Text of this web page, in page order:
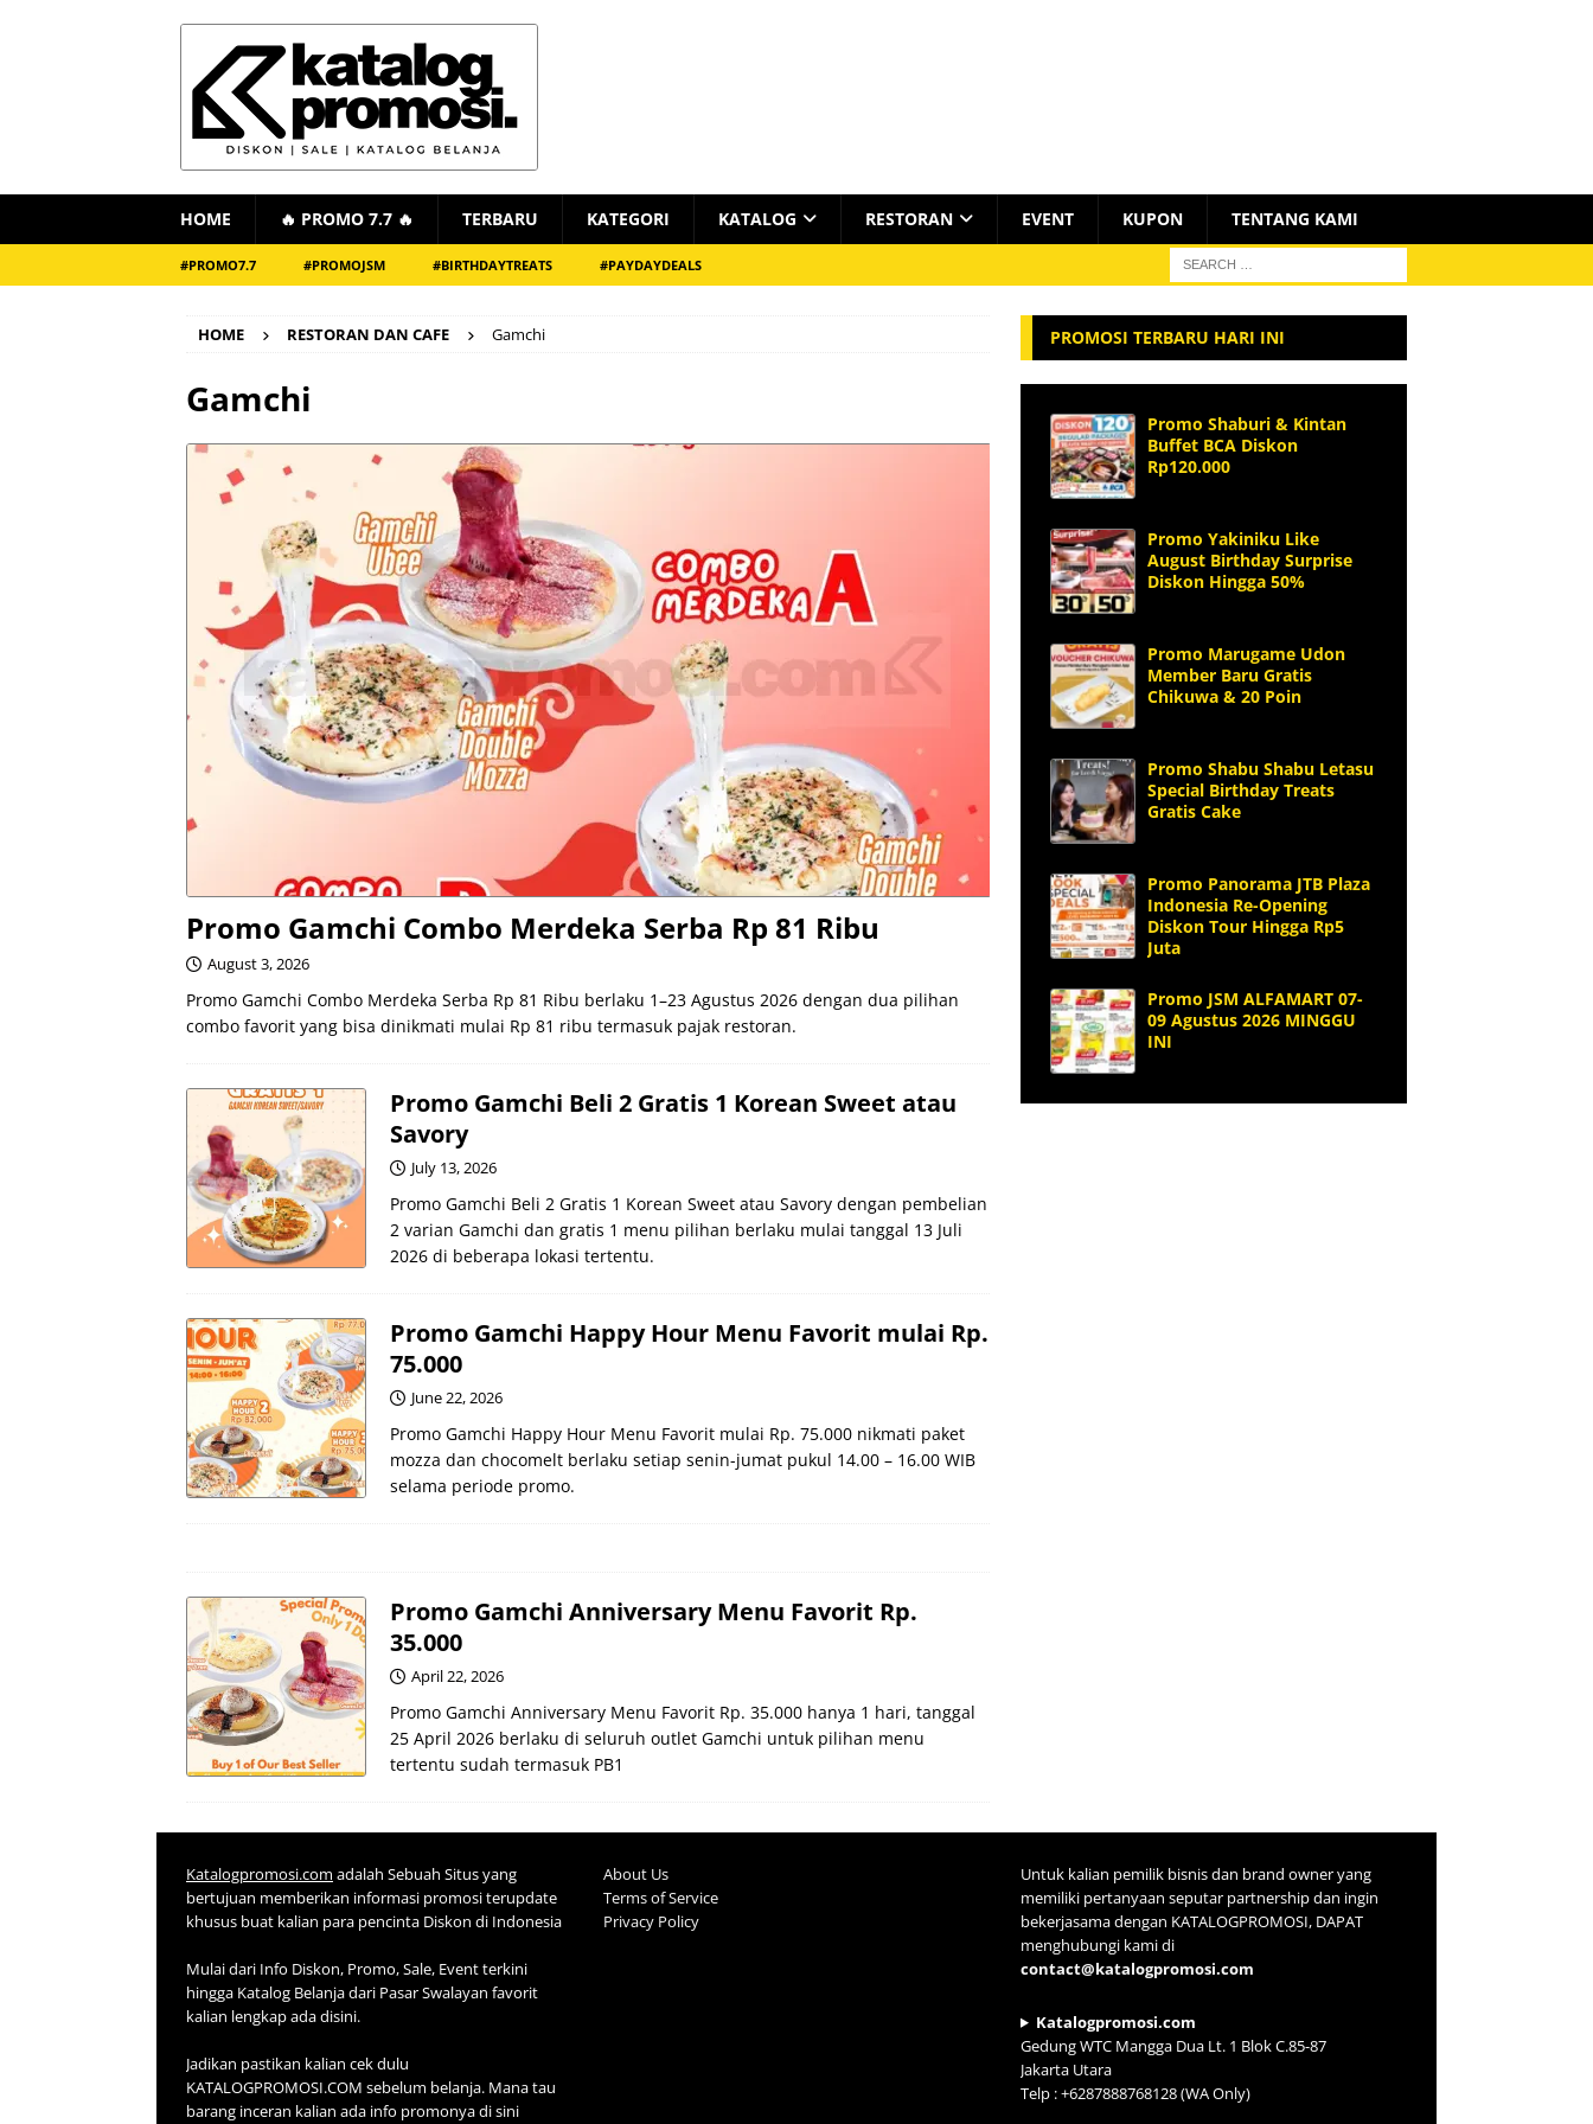
HOME 🔥 PROMO 7.7 🔥 TERBARU KATEGORI KATALOG RESTORAN EVENT KUPON TENTANG KAMI
#PROMO7.7 #PROMOJSM #BIRTHDAYTREATS #PAYDAYDEALS
HOME RESTORAN DAN CAFE Gamchi
Gamchi
Promo Gamchi Combo Merdeka Serba Rp 81 Ribu
August 3, 2026
Promo Gamchi Combo Merdeka Serba Rp 81 Ribu berlaku 1–23 Agustus 2026 dengan dua pilihan
combo favorit yang bisa dinikmati mulai Rp 81 ribu termasuk pajak restoran.
Promo Gamchi Beli 2 Gratis 1 Korean Sweet atau
Savory
July 13, 2026
Promo Gamchi Beli 2 Gratis 1 Korean Sweet atau Savory dengan pembelian
2 varian Gamchi dan gratis 1 menu pilihan berlaku mulai tanggal 13 Juli
2026 di beberapa lokasi tertentu.
Promo Gamchi Happy Hour Menu Favorit mulai Rp.
75.000
June 22, 2026
Promo Gamchi Happy Hour Menu Favorit mulai Rp. 75.000 nikmati paket
mozza dan chocomelt berlaku setiap senin-jumat pukul 14.00 – 16.00 WIB
selama periode promo.
Promo Gamchi Anniversary Menu Favorit Rp.
35.000
April 22, 2026
Promo Gamchi Anniversary Menu Favorit Rp. 35.000 hanya 1 hari, tanggal
25 April 2026 berlaku di seluruh outlet Gamchi untuk pilihan menu
tertentu sudah termasuk PB1
PROMOSI TERBARU HARI INI
Promo Shaburi & Kintan
Buffet BCA Diskon
Rp120.000
Promo Yakiniku Like
August Birthday Surprise
Diskon Hingga 50%
Promo Marugame Udon
Member Baru Gratis
Chikuwa & 20 Poin
Promo Shabu Shabu Letasu
Special Birthday Treats
Gratis Cake
Promo Panorama JTB Plaza
Indonesia Re-Opening
Diskon Tour Hingga Rp5
Juta
Promo JSM ALFAMART 07-
09 Agustus 2026 MINGGU
INI
Katalogpromosi.com adalah Sebuah Situs yang
bertujuan memberikan informasi promosi terupdate
khusus buat kalian para pencinta Diskon di Indonesia
Mulai dari Info Diskon, Promo, Sale, Event terkini
hingga Katalog Belanja dari Pasar Swalayan favorit
kalian lengkap ada disini.
Jadikan pastikan kalian cek dulu
KATALOGPROMOSI.COM sebelum belanja. Mana tau
barang inceran kalian ada info promonya di sini
About Us
Terms of Service
Privacy Policy
Untuk kalian pemilik bisnis dan brand owner yang
memiliki pertanyaan seputar partnership dan ingin
bekerjasama dengan KATALOGPROMOSI, DAPAT
menghubungi kami di
contact@katalogpromosi.com
Katalogpromosi.com
Gedung WTC Mangga Dua Lt. 1 Blok C.85-87
Jakarta Utara
Telp : +6287888768128 (WA Only)